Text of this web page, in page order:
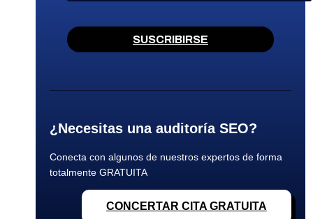
SUSCRIBIRSE
¿Necesitas una auditoría SEO?
Conecta con algunos de nuestros expertos de forma
totalmente GRATUITA
CONCERTAR CITA GRATUITA